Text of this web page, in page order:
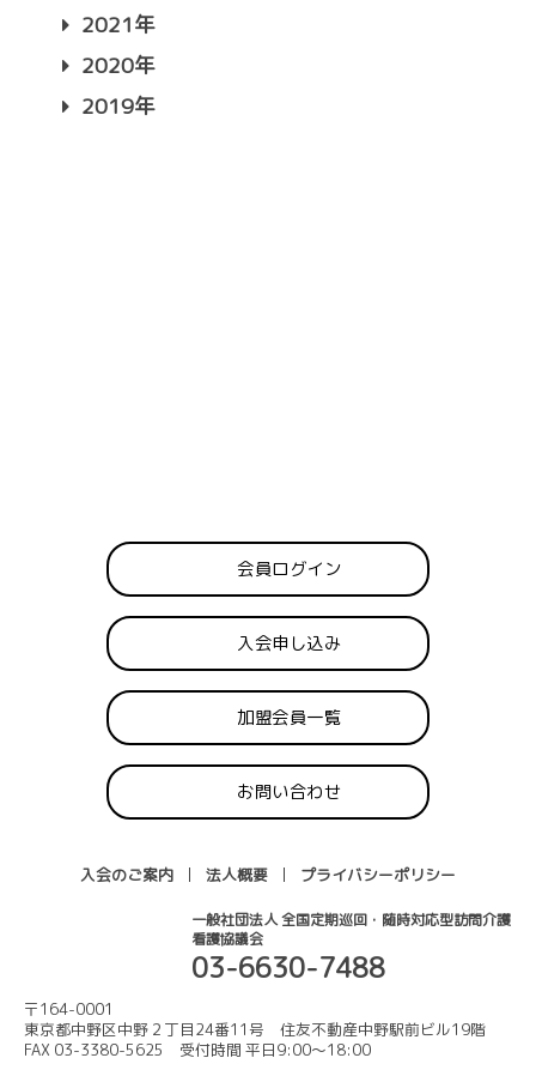
2021年
2020年
2019年
会員ログイン
入会申し込み
加盟会員一覧
お問い合わせ
入会のご案内 法人概要 プライバシーポリシー
一般社団法人 全国定期巡回・随時対応型訪問介護
看護協議会
03-6630-7488
〒164-0001
東京都中野区中野２丁目24番11号 住友不動産中野駅前ビル19階
FAX 03-3380-5625 受付時間 平日9:00〜18:00